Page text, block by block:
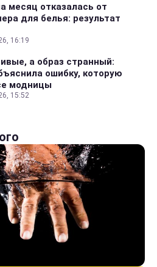
месяц отказалась от
для белья: результат
16:19
а образ странный:
ошибку, которую
модницы
15:52